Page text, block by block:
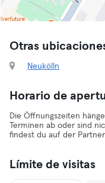
Otras
Neukölln
Horario de
Die Öffnungszeiten
Terminen ab oder sind
findest du auf der
Límite de visitas